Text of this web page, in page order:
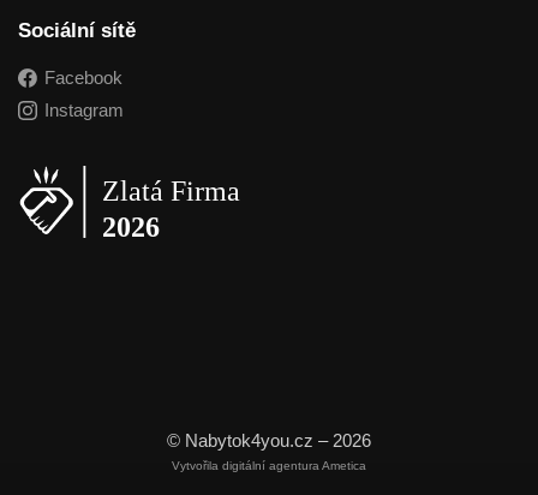
Sociální sítě
Facebook
Instagram
© Nabytok4you.cz – 2026
Vytvořila digitální agentura Ametica